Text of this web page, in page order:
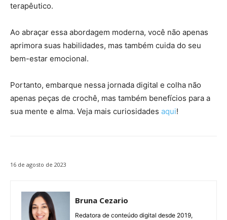
terapêutico.
Ao abraçar essa abordagem moderna, você não apenas
aprimora suas habilidades, mas também cuida do seu
bem-estar emocional.
Portanto, embarque nessa jornada digital e colha não
apenas peças de crochê, mas também benefícios para a
sua mente e alma. Veja mais curiosidades aqui!
16 de agosto de 2023
Bruna Cezario
Redatora de conteúdo digital desde 2019,